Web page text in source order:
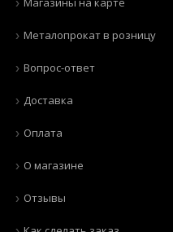
Металопрокат в розницу
Вопрос-ответ
Доставка
Оплата
О магазине
Отзывы